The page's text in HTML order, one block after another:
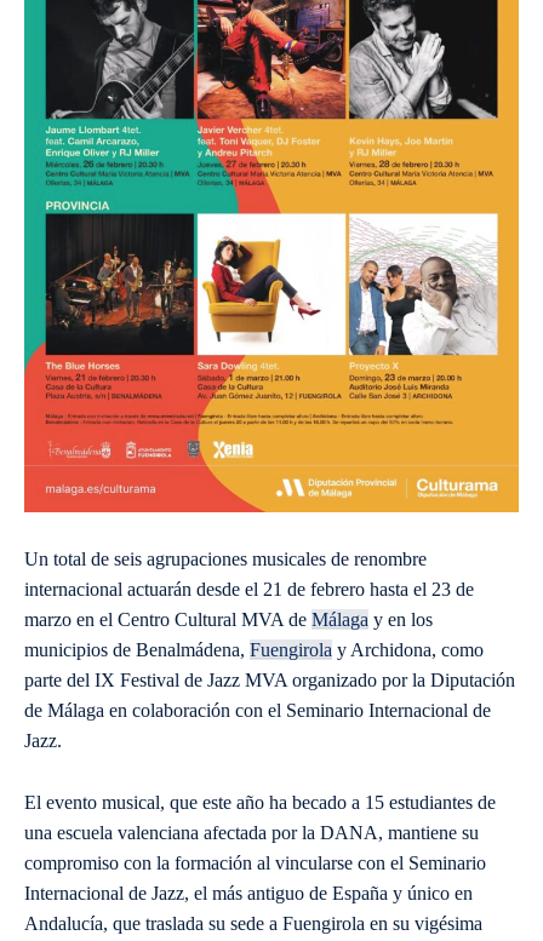
Un total de seis agrupaciones musicales de renombre
internacional actuarán desde el 21 de febrero hasta el 23 de
marzo en el Centro Cultural MVA de Málaga y en los
municipios de Benalmádena, Fuengirola y Archidona, como
parte del IX Festival de Jazz MVA organizado por la Diputación
de Málaga en colaboración con el Seminario Internacional de
Jazz.
El evento musical, que este año ha becado a 15 estudiantes de
una escuela valenciana afectada por la DANA, mantiene su
compromiso con la formación al vincularse con el Seminario
Internacional de Jazz, el más antiguo de España y único en
Andalucía, que traslada su sede a Fuengirola en su vigésima